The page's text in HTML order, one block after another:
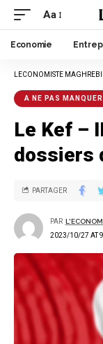
Aa
Economie
LECONOMISTE
A NE PAS MANQUER
Le Kef –
dossiers
2023/10/27 AT
PAR
PARTAGER